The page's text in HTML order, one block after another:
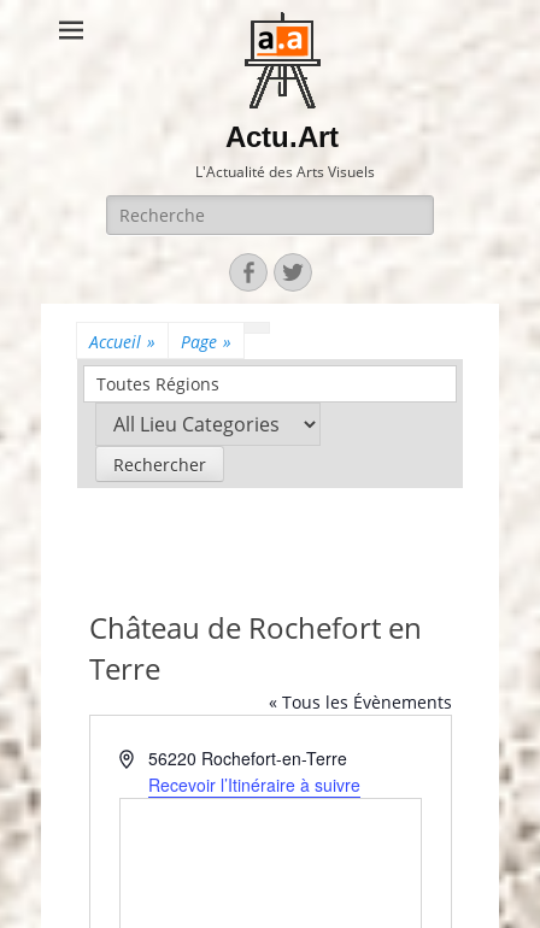
Actu.Art
L'Actualité des Arts Visuels
Recherche
pour:
Facebook
Twitter
Accueil » Page »
Toutes Régions
Château de Rochefort en
Terre
« Tous les Évènements
A
56220 Rochefort-en-Terre
Recevoir l’Itinéraire à suivre